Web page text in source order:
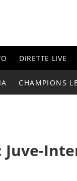
DIRETTE LIVE
CHAMPIONS